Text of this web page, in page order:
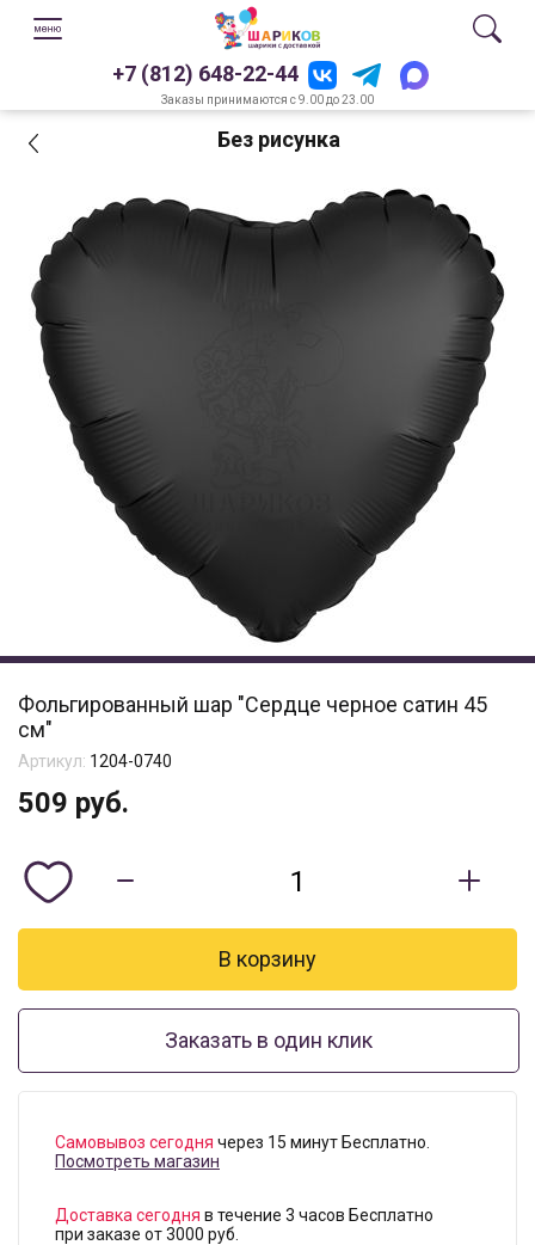
+7 (812) 648-22-44
Заказы принимаются с 9.00 до 23.00
Без рисунка
Фольгированный шар "Сердце черное сатин 45
см"
Артикул: 1204-0740
509 руб.
Заказать в один клик
Самовывоз сегодня через 15 минут Бесплатно.
Посмотреть магазин
Доставка сегодня в течение 3 часов Бесплатно
при заказе от 3000 руб.